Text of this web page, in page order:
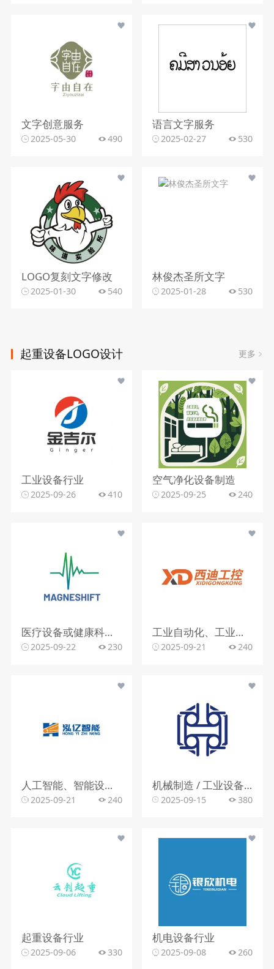
文字创意服务
2025-05-30 490
语言文字服务
2025-02-27 530
LOGO复刻文字修改
2025-01-30 540
林俊杰圣所文字
2025-01-28 530
起重设备LOGO设计 更多
工业设备行业
2025-09-26 410
空气净化设备制造
2025-09-25 240
医疗设备或健康科技行业（推测
2025-09-22 230
工业自动化、工业控制设备或相关技术行业
2025-09-21 240
人工智能、智能设备或自动化控制行业
2025-09-21 240
机械制造 / 工业设备行业
2025-09-15 380
起重设备行业
2025-09-06 330
机电设备行业
2025-09-08 260